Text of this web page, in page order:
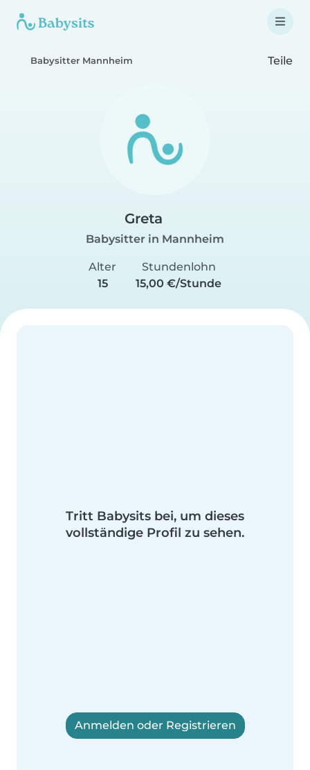
Babysitter Mannheim Teile
Greta
Babysitter in Mannheim
Alter
15
Stundenlohn
15,00 €/Stunde
Tritt Babysits bei, um dieses
vollständige Profil zu sehen.
Anmelden oder Registrieren